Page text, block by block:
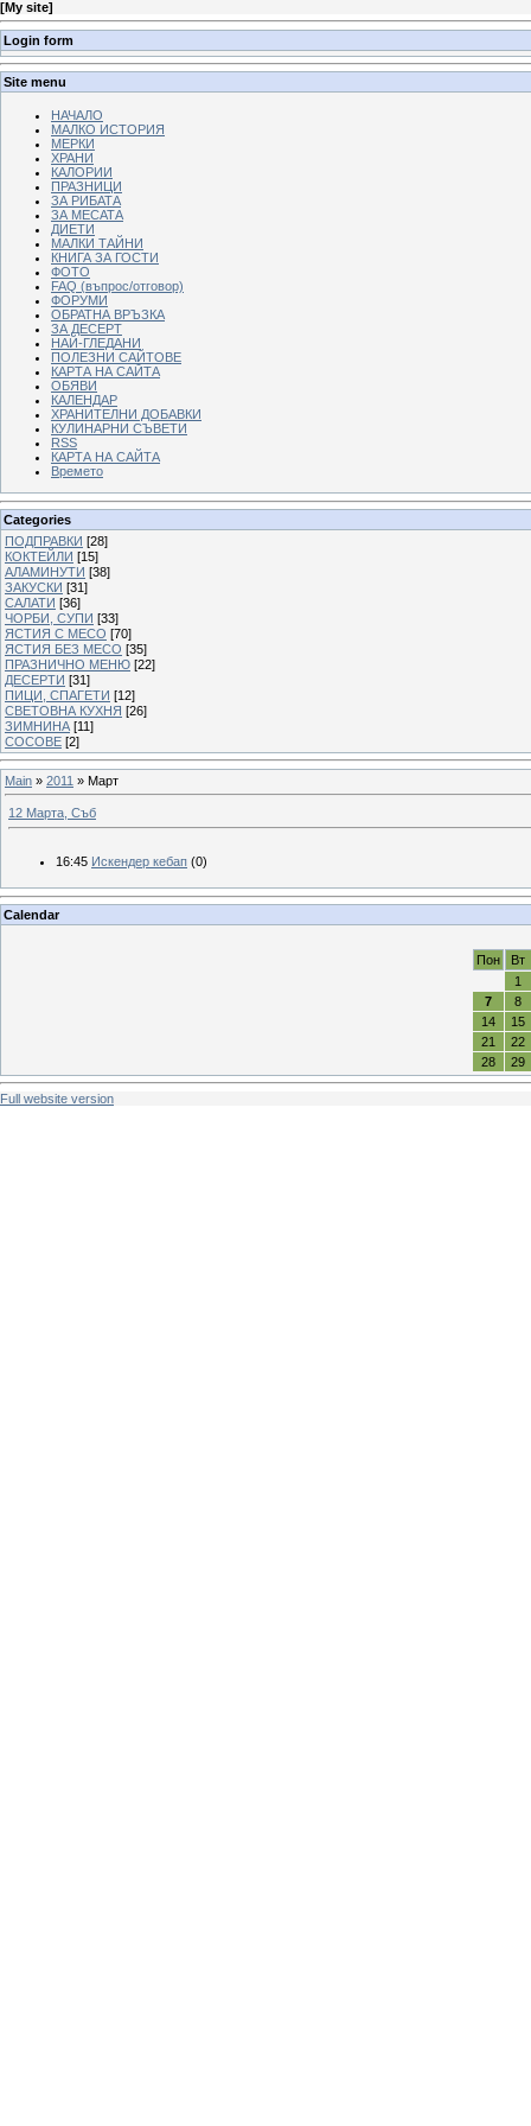
[My site]
Login form
Site menu
НАЧАЛО
МАЛКО ИСТОРИЯ
МЕРКИ
ХРАНИ
КАЛОРИИ
ПРАЗНИЦИ
ЗА РИБАТА
ЗА МЕСАТА
ДИЕТИ
МАЛКИ ТАЙНИ
КНИГА ЗА ГОСТИ
ФОТО
FAQ (въпрос/отговор)
ФОРУМИ
ОБРАТНА ВРЪЗКА
ЗА ДЕСЕРТ
НАЙ-ГЛЕДАНИ
ПОЛЕЗНИ САЙТОВЕ
КАРТА НА САЙТА
ОБЯВИ
КАЛЕНДАР
ХРАНИТЕЛНИ ДОБАВКИ
КУЛИНАРНИ СЪВЕТИ
RSS
КАРТА НА САЙТА
Времето
Categories
ПОДПРАВКИ [28]
КОКТЕЙЛИ [15]
АЛАМИНУТИ [38]
ЗАКУСКИ [31]
САЛАТИ [36]
ЧОРБИ, СУПИ [33]
ЯСТИЯ С МЕСО [70]
ЯСТИЯ БЕЗ МЕСО [35]
ПРАЗНИЧНО МЕНЮ [22]
ДЕСЕРТИ [31]
ПИЦИ, СПАГЕТИ [12]
СВЕТОВНА КУХНЯ [26]
ЗИМНИНА [11]
СОСОВЕ [2]
Main » 2011 » Март
12 Марта, Съб
16:45 Искендер кебап (0)
Calendar
Пон
Вт
1
7
8
14
15
21
22
28
29
Full website version